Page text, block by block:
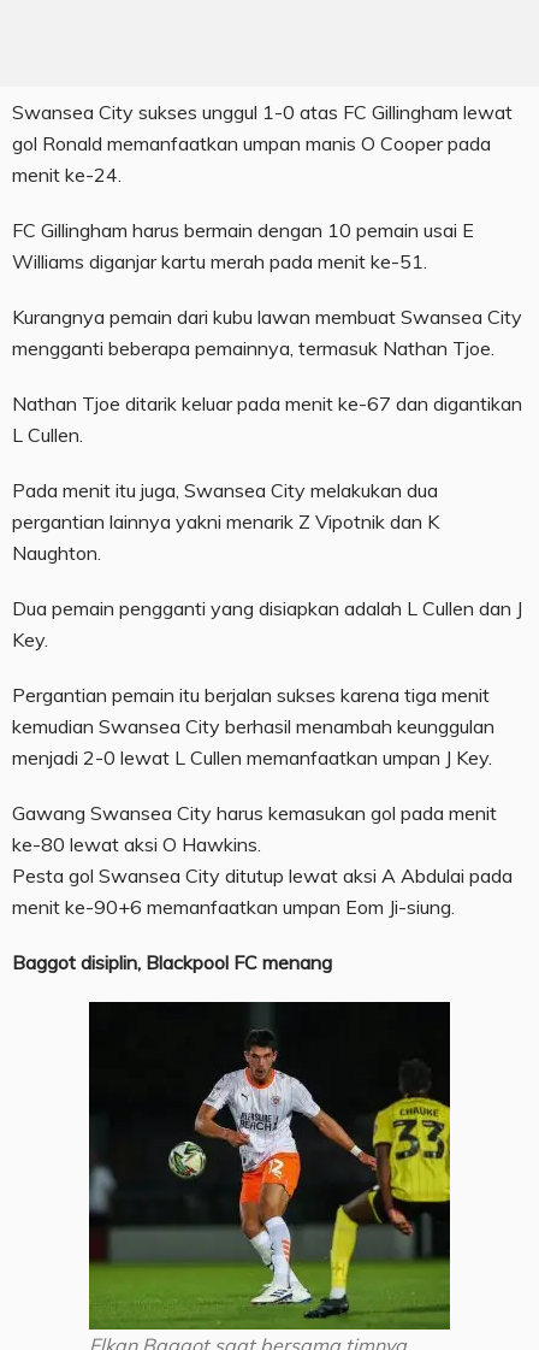
Swansea City sukses unggul 1-0 atas FC Gillingham lewat
gol Ronald memanfaatkan umpan manis O Cooper pada
menit ke-24.
FC Gillingham harus bermain dengan 10 pemain usai E
Williams diganjar kartu merah pada menit ke-51.
Kurangnya pemain dari kubu lawan membuat Swansea City
mengganti beberapa pemainnya, termasuk Nathan Tjoe.
Nathan Tjoe ditarik keluar pada menit ke-67 dan digantikan
L Cullen.
Pada menit itu juga, Swansea City melakukan dua
pergantian lainnya yakni menarik Z Vipotnik dan K
Naughton.
Dua pemain pengganti yang disiapkan adalah L Cullen dan J
Key.
Pergantian pemain itu berjalan sukses karena tiga menit
kemudian Swansea City berhasil menambah keunggulan
menjadi 2-0 lewat L Cullen memanfaatkan umpan J Key.
Gawang Swansea City harus kemasukan gol pada menit
ke-80 lewat aksi O Hawkins.
Pesta gol Swansea City ditutup lewat aksi A Abdulai pada
menit ke-90+6 memanfaatkan umpan Eom Ji-siung.
Baggot disiplin, Blackpool FC menang